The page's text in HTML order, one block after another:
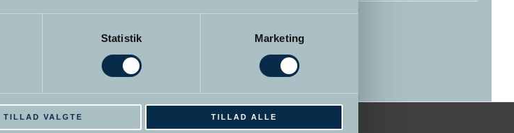
Statistik Marketing
TILLAD VALGTE TILLAD ALLE
Kurv